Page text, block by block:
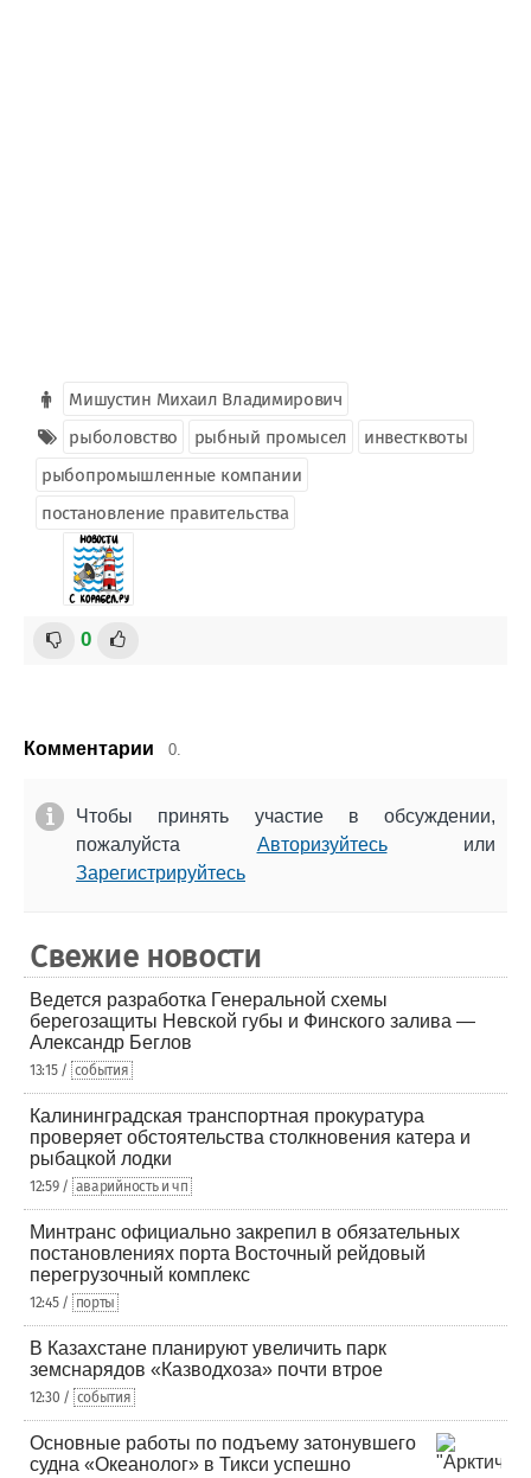
Мишустин Михаил Владимирович
рыболовство
рыбный промысел
инвестквоты
рыбопромышленные компании
постановление правительства
0
Комментарии 0.
Чтобы принять участие в обсуждении,
пожалуйста Авторизуйтесьили
Зарегистрируйтесь
Свежие новости
Ведется разработка Генеральной схемы
берегозащиты Невской губы и Финского залива —
Александр Беглов
13:15 / события
Калининградская транспортная прокуратура
проверяет обстоятельства столкновения катера и
рыбацкой лодки
12:59 / аварийность и чп
Минтранс официально закрепил в обязательных
постановлениях порта Восточный рейдовый
перегрузочный комплекс
12:45 / порты
В Казахстане планируют увеличить парк
земснарядов «Казводхоза» почти втрое
12:30 / события
Основные работы по подъему затонувшего
судна «Океанолог» в Тикси успешно